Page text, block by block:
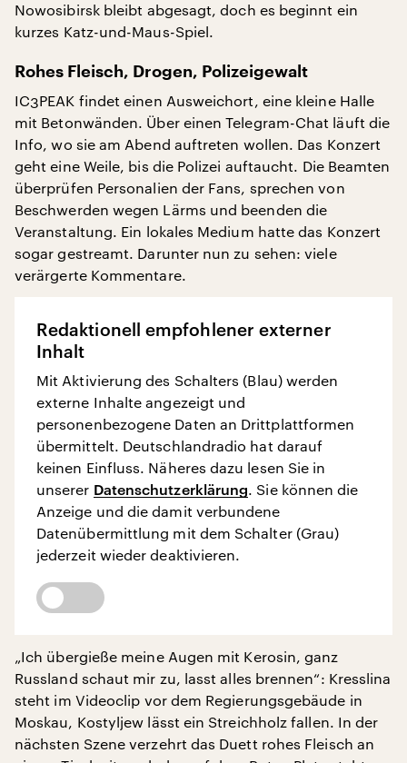
Nowosibirsk bleibt abgesagt, doch es beginnt ein
kurzes Katz-und-Maus-Spiel.
Rohes Fleisch, Drogen, Polizeigewalt
IC3PEAK findet einen Ausweichort, eine kleine Halle
mit Betonwänden. Über einen Telegram-Chat läuft die
Info, wo sie am Abend auftreten wollen. Das Konzert
geht eine Weile, bis die Polizei auftaucht. Die Beamten
überprüfen Personalien der Fans, sprechen von
Beschwerden wegen Lärms und beenden die
Veranstaltung. Ein lokales Medium hatte das Konzert
sogar gestreamt. Darunter nun zu sehen: viele
verärgerte Kommentare.
Redaktionell empfohlener externer
Inhalt
Mit Aktivierung des Schalters (Blau) werden
externe Inhalte angezeigt und
personenbezogene Daten an Drittplattformen
übermittelt. Deutschlandradio hat darauf
keinen Einfluss. Näheres dazu lesen Sie in
unserer Datenschutzerklärung. Sie können die
Anzeige und die damit verbundene
Datenübermittlung mit dem Schalter (Grau)
jederzeit wieder deaktivieren.
„Ich übergieße meine Augen mit Kerosin, ganz
Russland schaut mir zu, lasst alles brennen“: Kresslina
steht im Videoclip vor dem Regierungsgebäude in
Moskau, Kostyljew lässt ein Streichholz fallen. In der
nächsten Szene verzehrt das Duett rohes Fleisch an